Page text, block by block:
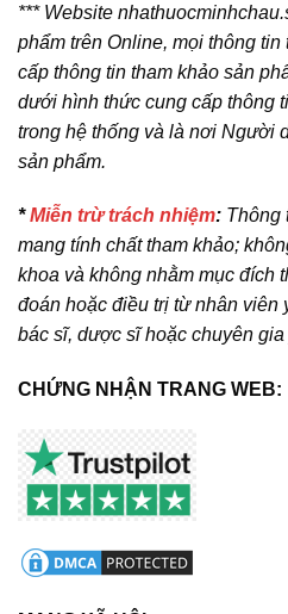
*** Website
phẩm trên Online, mọi thông
cấp thông tin tham khảo sản
dưới hình thức cung cấp thông
trong hệ thống và là nơi Người
sản phẩm.
*Miễn trừ trách nhiệm: Thông
mang tính chất tham khảo;
khoa và không nhằm mục đích
đoán hoặc điều trị từ nhân viên
bác sĩ, dược sĩ hoặc chuyên
CHỨNG NHẬN TRANG WEB: